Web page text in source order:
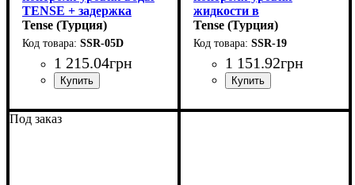
TENSE + задержка
включения насоса
Tense (Турция)
SSR-05D
1 215.04грн
жидкости в
парогенераторе для 2-
ёмкостных систем,
TENSE
Tense (Турция)
SSR-19
1 151.92грн
Под заказ